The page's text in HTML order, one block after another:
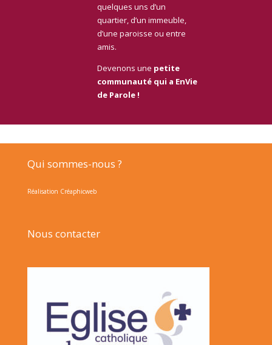
quelques uns d’un
quartier, d’un immeuble,
d’une paroisse ou entre
amis.
Devenons une petite
communauté qui a EnVie
de Parole !
Qui sommes-nous ?
Réalisation Créaphicweb
Nous contacter